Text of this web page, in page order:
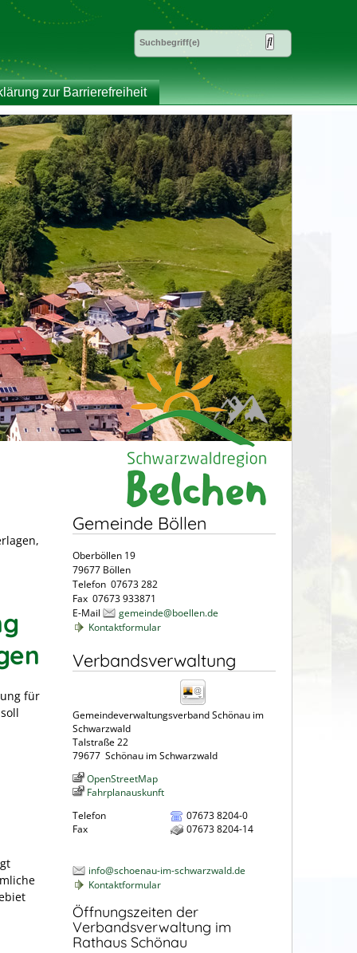
zur Barrierefreiheit
für
Gemeinde Böllen
Oberböllen 19
79677 Böllen
Telefon 07673 282
Fax 07673 933871
E-Mail
gemeinde@boellen.de
Kontaktformular
Verbandsverwaltung
Gemeindeverwaltungsverband Schönau im
Schwarzwald
Talstraße 22
79677 Schönau im Schwarzwald
OpenStreetMap
Fahrplanauskunft
Telefon
07673 8204-0
Fax
07673 8204-14
info@schoenau-im-schwarzwald.de
Kontaktformular
Öffnungszeiten der
Verbandsverwaltung im
Rathaus Schönau